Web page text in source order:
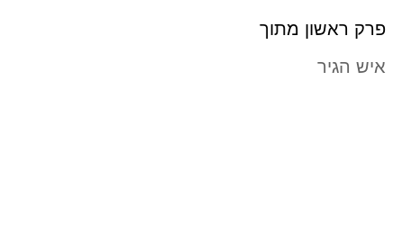
פרק ראשון מתוך
איש הגיר